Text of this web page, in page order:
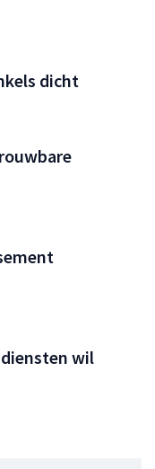
dicht
wil